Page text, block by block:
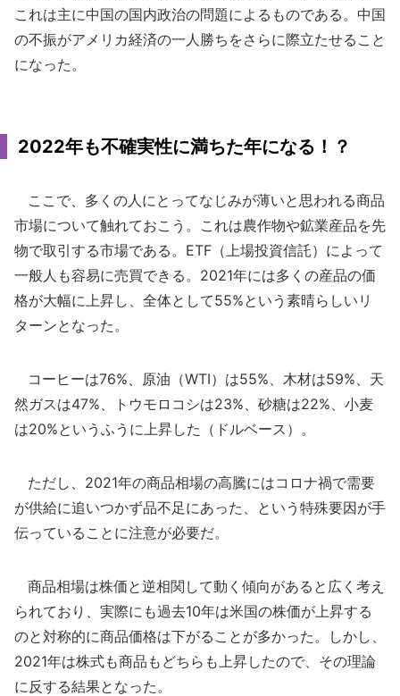
これは主に中国の国内政治の問題によるものである。中国
の不振がアメリカ経済の一人勝ちをさらに際立たせること
になった。
2022年も不確実性に満ちた年になる！？
ここで、多くの人にとってなじみが薄いと思われる商品
市場について触れておこう。これは農作物や鉱業産品を先
物で取引する市場である。ETF（上場投資信託）によって
一般人も容易に売買できる。2021年には多くの産品の価
格が大幅に上昇し、全体として55%という素晴らしいリ
ターンとなった。
コーヒーは76%、原油（WTI）は55%、木材は59%、天
然ガスは47%、トウモロコシは23%、砂糖は22%、小麦
は20%というふうに上昇した（ドルベース）。
ただし、2021年の商品相場の高騰にはコロナ禍で需要
が供給に追いつかず品不足にあった、という特殊要因が手
伝っていることに注意が必要だ。
商品相場は株価と逆相関して動く傾向があると広く考え
られており、実際にも過去10年は米国の株価が上昇する
のと対称的に商品価格は下がることが多かった。しかし、
2021年は株式も商品もどちらも上昇したので、その理論
に反する結果となった。